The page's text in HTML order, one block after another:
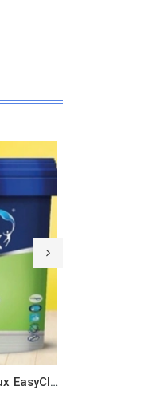
Sơn nội thất cao cấp Dulux EasyClean chống bám bẩn, kháng Virus E017B,